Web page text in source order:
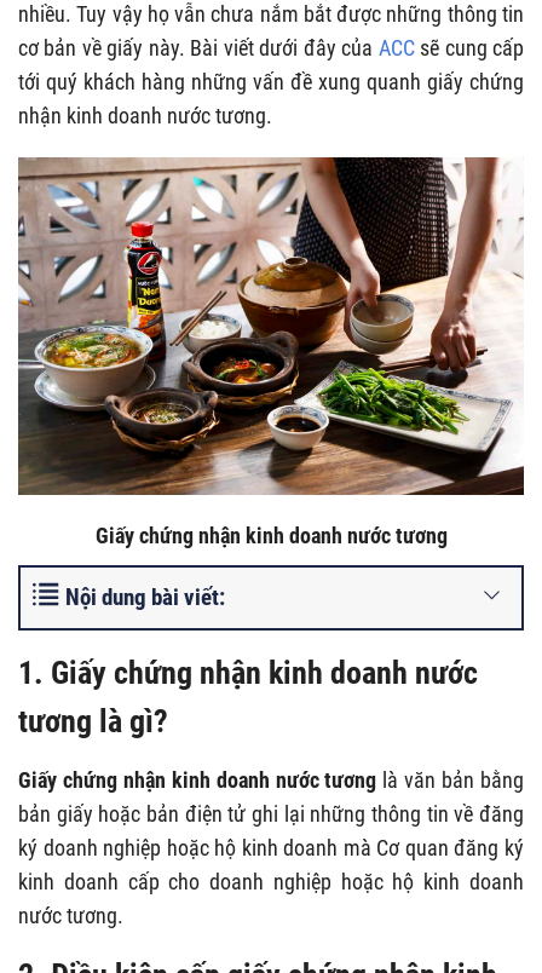
nhiều. Tuy vậy họ vẫn chưa nắm bắt được những thông tin
cơ bản về giấy này. Bài viết dưới đây của ACCsẽ cung cấp
tới quý khách hàng những vấn đề xung quanh giấy chứng
nhận kinh doanh nước tương.
Giấy chứng nhận kinh doanh nước tương
Nội dung bài viết:
1. Giấy chứng nhận kinh doanh nước
tương là gì?
Giấy chứng nhận kinh doanh nước tương là văn bản bằng
bản giấy hoặc bản điện tử ghi lại những thông tin về đăng
ký doanh nghiệp hoặc hộ kinh doanh mà Cơ quan đăng ký
kinh doanh cấp cho doanh nghiệp hoặc hộ kinh doanh
nước tương.